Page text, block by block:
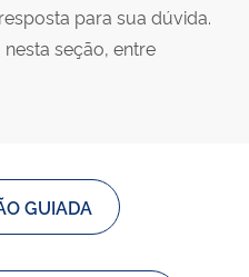
para sua dúvida.
seção, entre
GUIADA